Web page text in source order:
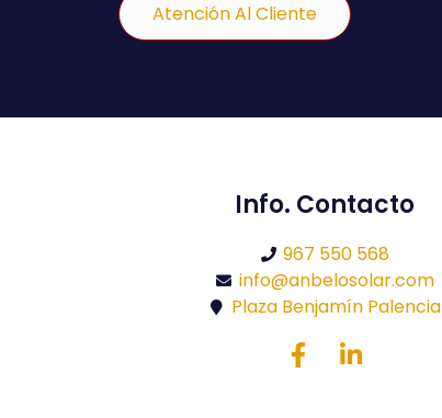
Atención Al Cliente
Info. Contacto
967 550 568
info@anbelosolar.com
Plaza Benjamín Palencia